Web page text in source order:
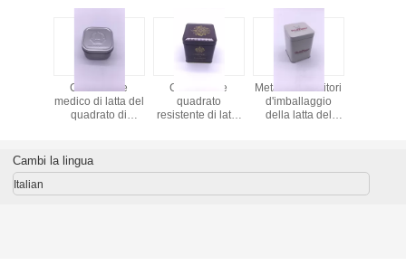
Contenitore
medico di latta del
quadrato di
prodotto CYMK di
salute
Contenitore
quadrato
resistente di latta
l'imballaggio
Metal i contenitori
d'imballaggio
della latta del
prova del
Cambi la lingua
Italian